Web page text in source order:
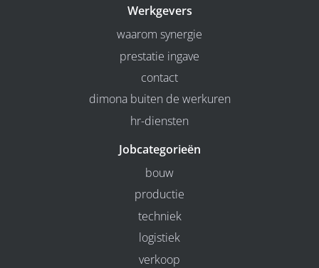
Werkgevers
waarom synergie
prestatie ingave
contact
dimona buiten de werkuren
hr-diensten
Jobcategorieën
bouw
productie
techniek
logistiek
verkoop